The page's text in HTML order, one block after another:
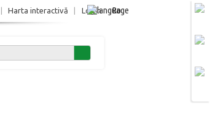
Login Ro
Harta interactivă